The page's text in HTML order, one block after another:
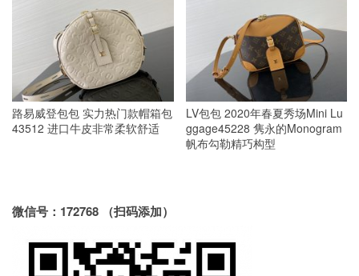
路易威登包包 实力热门款帽箱包
43512 进口牛皮非常柔软舒适
LV包包 2020年春夏秀场Mini Lu
ggage45228 隽永的Monogram
帆布勾勒精巧构型
微信号：172768 （扫码添加）